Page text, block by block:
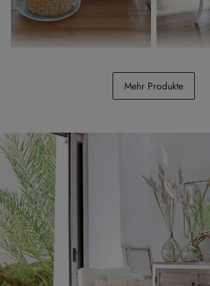
CHF 289.00
Mehr Produkte